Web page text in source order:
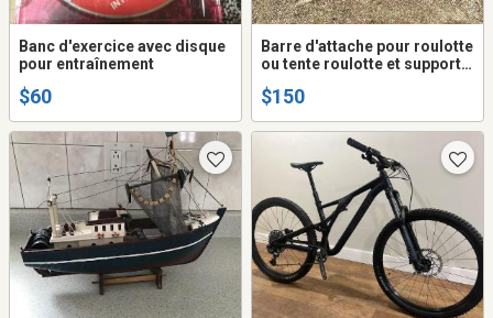
Banc d'exercice avec disque
pour entraînement
$60
Barre d'attache pour roulotte
ou tente roulotte et support
$150